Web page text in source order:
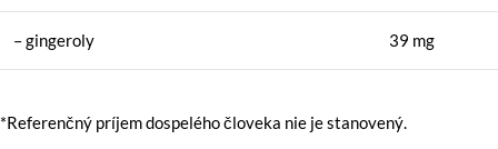
– gingeroly 39 mg
*Referenčný príjem dospelého človeka nie je stanovený.